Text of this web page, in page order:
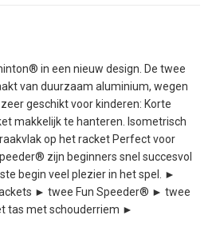
in een nieuw design. De twee
van duurzaam aluminium, wegen
geschikt voor kinderen: Korte
makkelijk te hanteren. Isometrisch
op het racket Perfect voor
zijn beginners snel succesvol
begin veel plezier in het spel. ►
► twee Fun Speeder® ► twee
tas met schouderriem ►